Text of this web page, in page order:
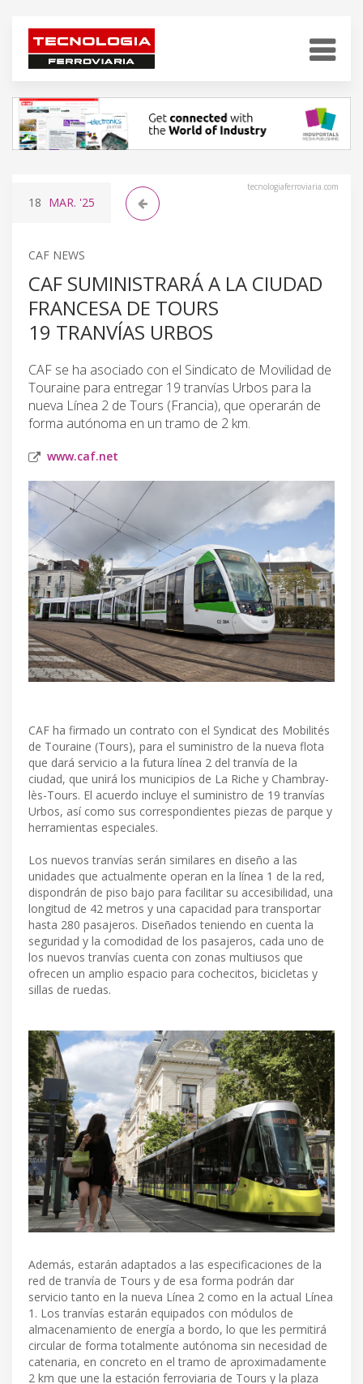
tecnologiaferroviaria.com
18 MAR. '25
CAF NEWS
CAF SUMINISTRARÁ A LA CIUDAD
FRANCESA DE TOURS
19 TRANVÍAS URBOS
CAF se ha asociado con el Sindicato de Movilidad de
Touraine para entregar 19 tranvías Urbos para la
nueva Línea 2 de Tours (Francia), que operarán de
forma autónoma en un tramo de 2 km.
www.caf.net
CAF ha firmado un contrato con el Syndicat des Mobilités
de Touraine (Tours), para el suministro de la nueva flota
que dará servicio a la futura línea 2 del tranvía de la
ciudad, que unirá los municipios de La Riche y Chambray-
lès-Tours. El acuerdo incluye el suministro de 19 tranvías
Urbos, así como sus correspondientes piezas de parque y
herramientas especiales.
Los nuevos tranvías serán similares en diseño a las
unidades que actualmente operan en la línea 1 de la red,
dispondrán de piso bajo para facilitar su accesibilidad, una
longitud de 42 metros y una capacidad para transportar
hasta 280 pasajeros. Diseñados teniendo en cuenta la
seguridad y la comodidad de los pasajeros, cada uno de
los nuevos tranvías cuenta con zonas multiusos que
ofrecen un amplio espacio para cochecitos, bicicletas y
sillas de ruedas.
Además, estarán adaptados a las especificaciones de la
red de tranvía de Tours y de esa forma podrán dar
servicio tanto en la nueva Línea 2 como en la actual Línea
1. Los tranvías estarán equipados con módulos de
almacenamiento de energía a bordo, lo que les permitirá
circular de forma totalmente autónoma sin necesidad de
catenaria, en concreto en el tramo de aproximadamente
2 km que une la estación ferroviaria de Tours y la plaza